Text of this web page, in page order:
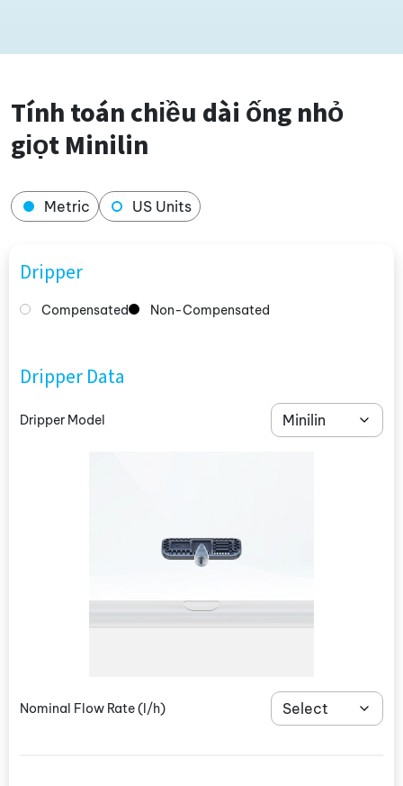
Tính toán chiều dài ống nhỏ
giọt Minilin
Metric US Units
Dripper
Compensated Non-Compensated
Dripper Data
Dripper Model
Nominal Flow Rate(l/h)